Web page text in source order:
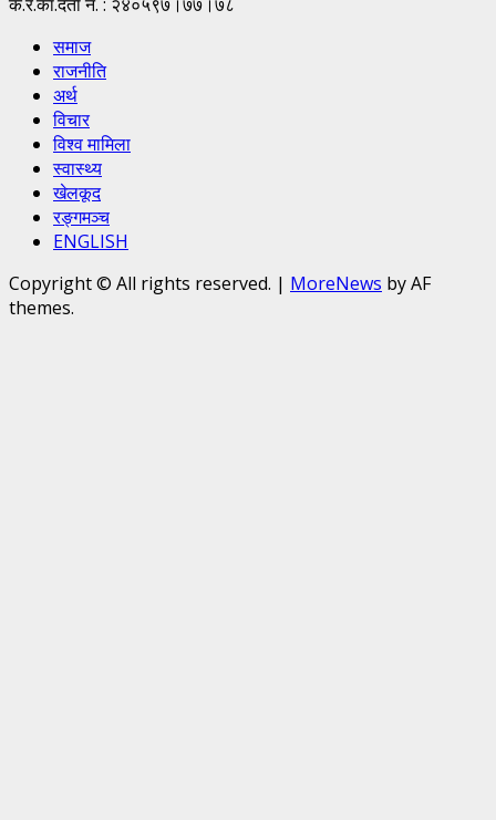
समाज
राजनीति
अर्थ
विचार
विश्व मामिला
स्वास्थ्य
खेलकूद
रङ्गमञ्च
ENGLISH
Copyright © All rights reserved. | MoreNews by AF
themes.